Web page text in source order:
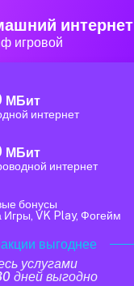
интернет
игровой
МБит
интернет
МБит
интернет
бонусы
Игры, VK Play, Фогейм
выгоднее
услугами
дней выгодно